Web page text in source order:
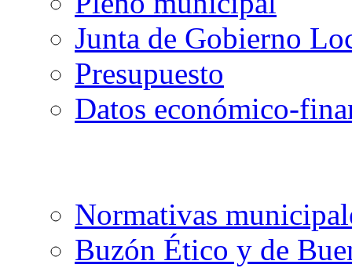
Junta de Gobierno
Presupuesto
Datos económico-
Normativas
Buzón Ético y de